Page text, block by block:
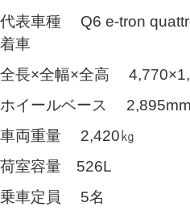
代表車種 Q6 e-tron
着車
全長×全幅×全高
ホイールベース 2,895mm
車両重量 2,420㎏
荷室容量 526L
乗車定員 5名